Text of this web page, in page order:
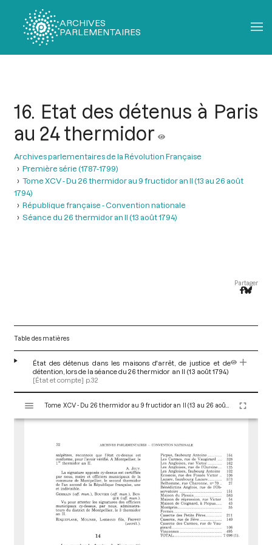
ARCHIVES
PARLEMENTAIRES
16. Etat des détenus à Paris
au 24 thermidor
Archives parlementaires de la Révolution Française
Première série (1787-1799)
Tome XCV - Du 26 thermidor au 9 fructidor an II (13 au 26 août
1794)
République française - Convention nationale
Séance du 26 thermidor an II (13 août 1794)
Partager
Table des matières
État des détenus dans les maisons d'arrêt, de justice et de
détention, lors de la séance du 26 thermidor an II (13 août 1794)
[État et compte] p.32
s